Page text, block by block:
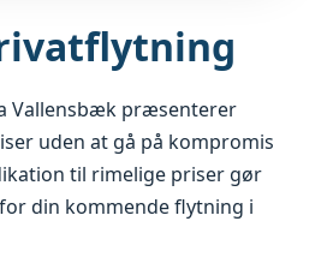
Vallensbæk præsenterer
uden at gå på kompromis
til rimelige priser gør
din kommende flytning i